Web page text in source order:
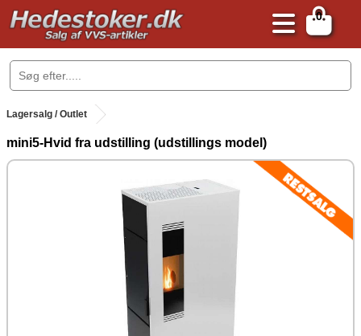
0
.
Lagersalg / Outlet
mini5-Hvid fra udstilling (udstillings model)